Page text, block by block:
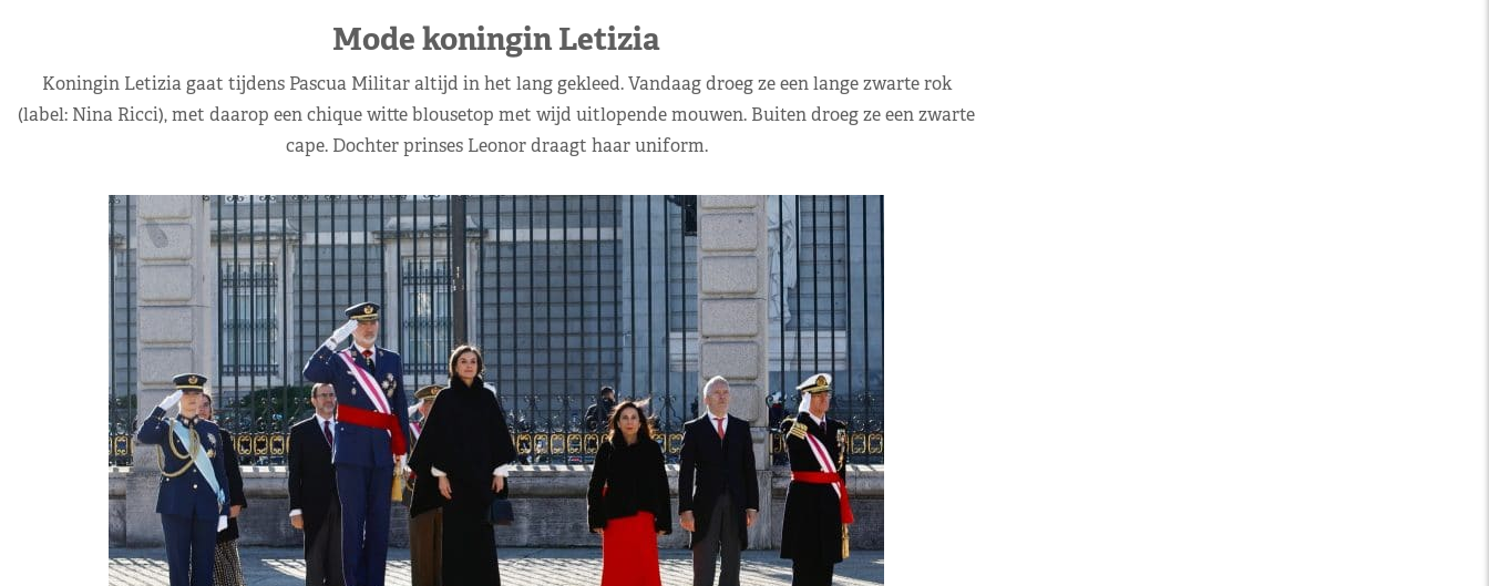
Mode koningin Letizia
Koningin Letizia gaat tijdens Pascua Militar altijd in het lang gekleed. Vandaag droeg ze een lange zwarte rok
(label: Nina Ricci), met daarop een chique witte blousetop met wijd uitlopende mouwen. Buiten droeg ze een zwarte
cape. Dochter prinses Leonor draagt haar uniform.